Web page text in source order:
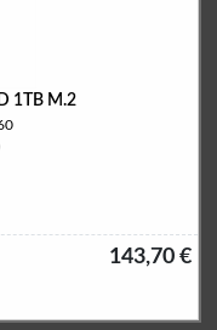
1TB M.2
143,70 €